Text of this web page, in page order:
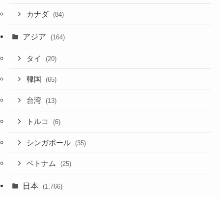
カナダ (84)
アジア (164)
タイ (20)
韓国 (65)
台湾 (13)
トルコ (6)
シンガポール (35)
ベトナム (25)
日本 (1,766)